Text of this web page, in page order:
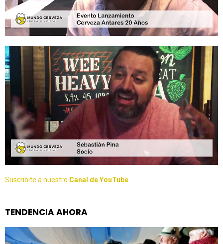
Suscribite a nuestro Canal de YouTube
TENDENCIA AHORA